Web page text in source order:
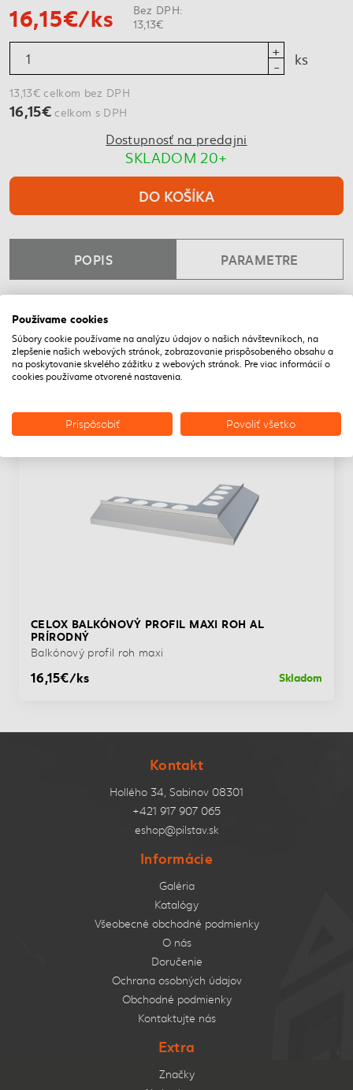
16,15€/ks
Bez DPH:
13,13€
ks
13,13€ celkom bez DPH
16,15€celkom s DPH
Dostupnosť na predajni
SKLADOM 20+
DO KOŠÍKA
POPIS PARAMETRE
utesnený tmelom proti podtečeniu .
Všetky lakované profily spĺňajú certifikát Qualicoat.
NAPOSLEDY NAVŠTÍVENÉ
DOPRAVA ZADARMO
CELOX BALKÓNOVÝ PROFIL MAXI ROH AL
PRÍRODNÝ
Balkónový profil roh maxi
16,15€/ks Skladom
Kontakt
Hollého 34, Sabinov 08301
+421 917 907 065
eshop@pilstav.sk
Informácie
Galéria
Katalógy
Všeobecné obchodné podmienky
O nás
Doručenie
Ochrana osobných údajov
Obchodné podmienky
Kontaktujte nás
Extra
Značky
Používame cookies
Súbory cookie používame na analýzu údajov o našich návštevníkoch, na
zlepšenie našich webových stránok, zobrazovanie prispôsobeného obsahu a
na poskytovanie skvelého zážitku z webových stránok. Pre viac informácií o
cookies používame otvorené nastavenia.
Prispôsobiť Povoliť všetko